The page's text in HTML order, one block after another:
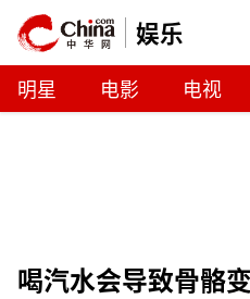
娱乐
明星 电影 电视
喝汽水会导致骨骼变